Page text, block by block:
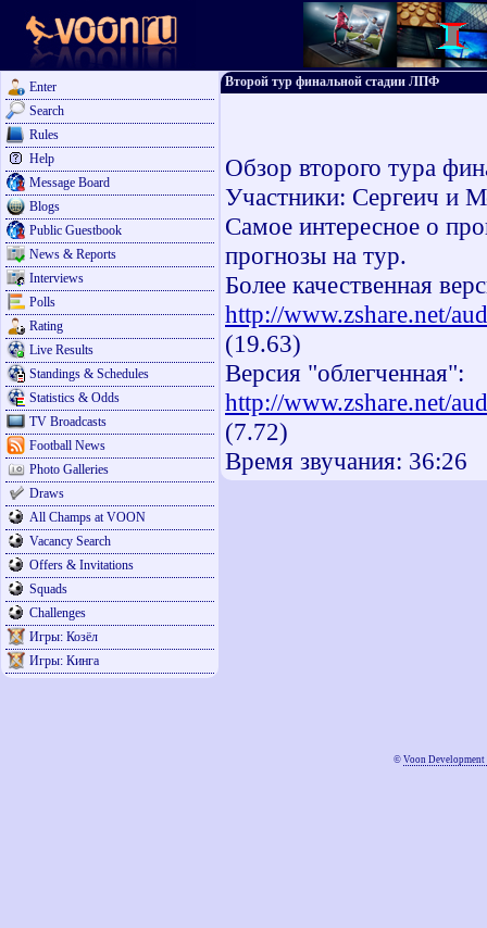
Enter
Search
Rules
Help
Message Board
Blogs
Public Guestbook
News & Reports
Interviews
Polls
Rating
Live Results
Standings & Schedules
Statistics & Odds
TV Broadcasts
Football News
Photo Galleries
Draws
All Champs at VOON
Vacancy Search
Offers & Invitations
Squads
Challenges
Игры: Козёл
Игры: Кинга
Второй тур финальной стадии ЛПФ
Обзор второго тура
Участники: Сергеич и
Самое интересное о
прогнозы на тур.
Более качественная
http://www.zshare.net/
(19.63)
Версия "облегченная":
http://www.zshare.net/
(7.72)
Время звучания: 36:26
© Voon Development